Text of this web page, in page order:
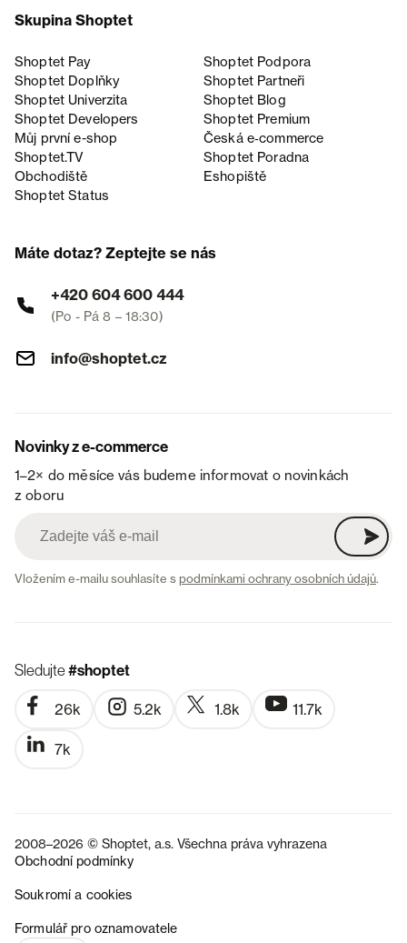
Skupina Shoptet
Shoptet Pay
Shoptet Podpora
Shoptet Doplňky
Shoptet Partneři
Shoptet Univerzita
Shoptet Blog
Shoptet Developers
Shoptet Premium
Můj první e-shop
Česká e‑commerce
Shoptet.TV
Shoptet Poradna
Obchodiště
Eshopiště
Shoptet Status
Máte dotaz? Zeptejte se nás
+420 604 600 444
(Po - Pá 8 – 18:30)
info@shoptet.cz
Novinky z e-commerce
1–2× do měsíce vás budeme informovat o novinkách
z oboru
Vložením e-mailu souhlasíte spodmínkami ochrany osobních údajů.
Sledujte#shoptet
26k 5.2k 1.8k 11.7k
7k
2008–2026 © Shoptet, a.s. Všechna práva vyhrazena
Obchodní podmínky
Soukromí a cookies
Formulář pro oznamovatele